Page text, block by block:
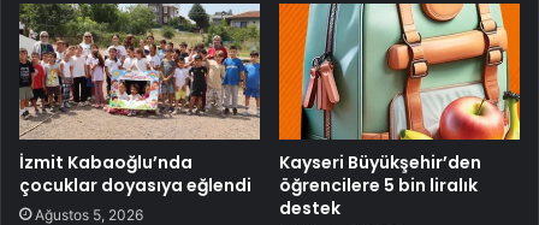
İzmit Kabaoğlu’nda
çocuklar doyasıya eğlendi
Ağustos 5, 2026
Kayseri Büyükşehir’den
öğrencilere 5 bin liralık
destek